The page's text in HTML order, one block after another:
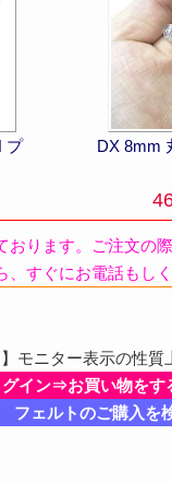
プ
DX 8mm
ります。ご注文の
すぐにお電話もし
モニター表示の性質
ン⇒お買い物をす
ェルトのご購入を